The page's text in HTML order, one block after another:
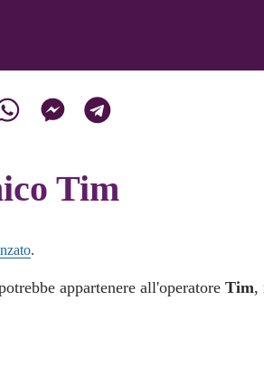
Tim
.
appartenere all'operatoreTim,